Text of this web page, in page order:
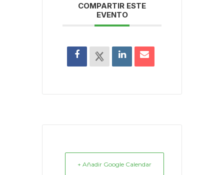
COMPARTIR ESTE
EVENTO
+ Añadir Google Calendar